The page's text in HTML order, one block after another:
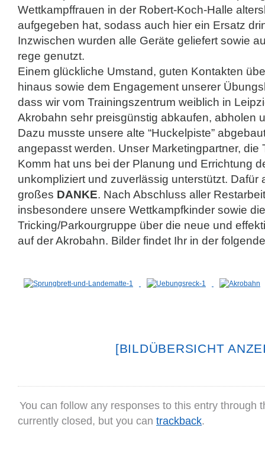
Wettkampffrauen in der Robert-Koch-Halle
aufgegeben hat, sodass auch hier ein Ersatz
Inzwischen wurden alle Geräte geliefert sowie
rege genutzt.
Einem glückliche Umstand, guten Kontakten
hinaus sowie dem Engagement unserer
dass wir vom Trainingszentrum weiblich in
Akrobahn sehr preisgünstig abkaufen, abholen
Dazu musste unsere alte “Huckelpiste”
angepasst werden. Unser Marketingpartner, die
Komm hat uns bei der Planung und Errichtung
unkompliziert und zuverlässig unterstützt. Dafür
großes DANKE. Nach Abschluss aller
insbesondere unsere Wettkampfkinder sowie
Tricking/Parkourgruppe über die neue und
auf der Akrobahn. Bilder findet Ihr in der
[BILDÜBERSICHT
You can follow any responses to this entry through
currently closed, but you can trackback.